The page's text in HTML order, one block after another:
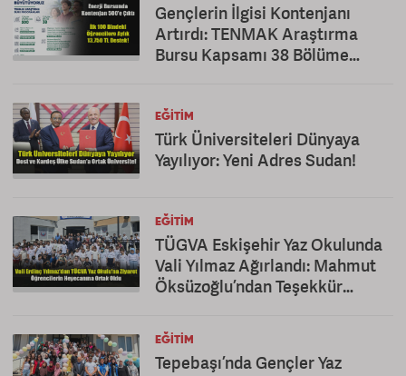
Gençlerin İlgisi Kontenjanı
Artırdı: TENMAK Araştırma
Bursu Kapsamı 38 Bölüme
EĞITIM
Türk Üniversiteleri Dünyaya
Yayılıyor: Yeni Adres Sudan!
EĞITIM
TÜGVA Eskişehir Yaz Okulunda
Vali Yılmaz Ağırlandı: Mahmut
Öksüzoğlu’ndan Teşekkür
EĞITIM
Tepebaşı’nda Gençler Yaz